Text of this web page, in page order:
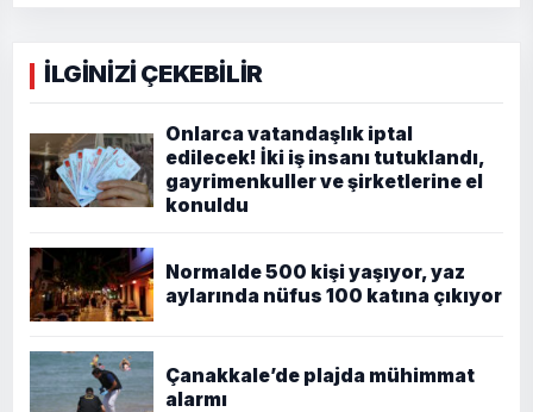
İLGİNİZİ ÇEKEBİLİR
Onlarca vatandaşlık iptal
edilecek! İki iş insanı tutuklandı,
gayrimenkuller ve şirketlerine el
konuldu
Normalde 500 kişi yaşıyor, yaz
aylarında nüfus 100 katına çıkıyor
Çanakkale’de plajda mühimmat
alarmı